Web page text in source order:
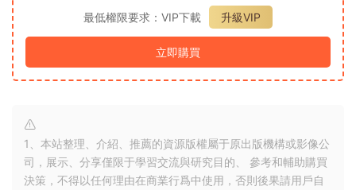
最低權限要求：VIP下載
升級VIP
立即購買
1、本站整理、介紹、推薦的資源版權屬于原出版機構或影像公
司，展示、分享僅限于學習交流與研究目的、 參考和輔助購買
決策，不得以任何理由在商業行爲中使用，否則後果請用戶自